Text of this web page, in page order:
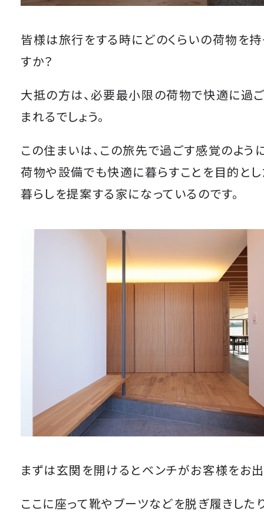
皆様は旅行をする時にどのくらいの荷物を
すか？
大抵の方は、必要最小限の荷物で快適に過
まれるでしょう。
この住まいは、この旅先で過ごす感覚のよう
荷物や設備でも快適に暮らすことを目的とし
暮らしを提案する家になっているのです。
まずは玄関を開けるとベンチがお客様をお出
ここに座って靴やブーツなどを脱ぎ履きした